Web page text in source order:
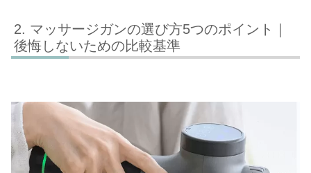
マッサージガンの選び方5つのポイント｜
後悔しないための比較基準